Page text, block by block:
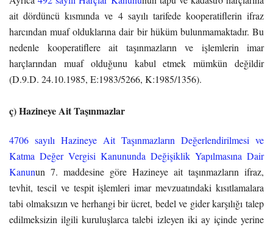
ait dördüncü kısmında ve 4 sayılı tarifede kooperatiflerin ifraz
harcından muaf olduklarına dair bir hüküm bulunmamaktadır. Bu
nedenle kooperatiflere ait taşınmazların ve işlemlerin imar
harçlarından muaf olduğunu kabul etmek mümkün değildir
(D.9.D. 24.10.1985, E:1983/5266, K:1985/1356).
ç) Hazineye Ait Taşınmazlar
4706 sayılı Hazineye Ait Taşınmazların Değerlendirilmesi ve
Katma Değer Vergisi Kanununda Değişiklik Yapılmasına Dair
Kanunun 7. maddesine göre Hazineye ait taşınmazların ifraz,
tevhit, tescil ve tespit işlemleri imar mevzuatındaki kısıtlamalara
tabi olmaksızın ve herhangi bir ücret, bedel ve gider karşılığı talep
edilmeksizin ilgili kuruluşlarca talebi izleyen iki ay içinde yerine